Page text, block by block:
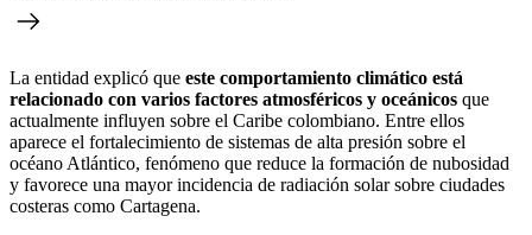
La entidad explicó que este comportamiento climático está
relacionado con varios factores atmosféricos y oceánicos que
actualmente influyen sobre el Caribe colombiano. Entre ellos
aparece el fortalecimiento de sistemas de alta presión sobre el
océano Atlántico, fenómeno que reduce la formación de nubosidad
y favorece una mayor incidencia de radiación solar sobre ciudades
costeras como Cartagena.